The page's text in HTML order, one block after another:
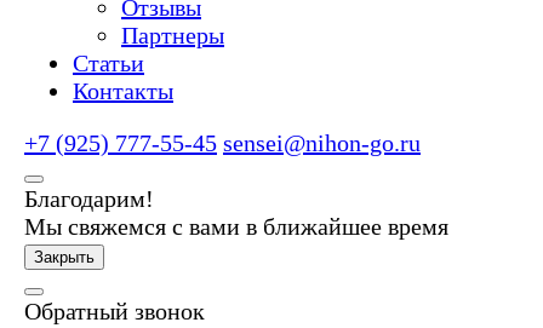
Отзывы
Партнеры
Статьи
Контакты
+7 (925) 777-55-45 sensei@nihon-go.ru
Благодарим!
Мы свяжемся с вами в ближайшее время
Закрыть
Обратный звонок